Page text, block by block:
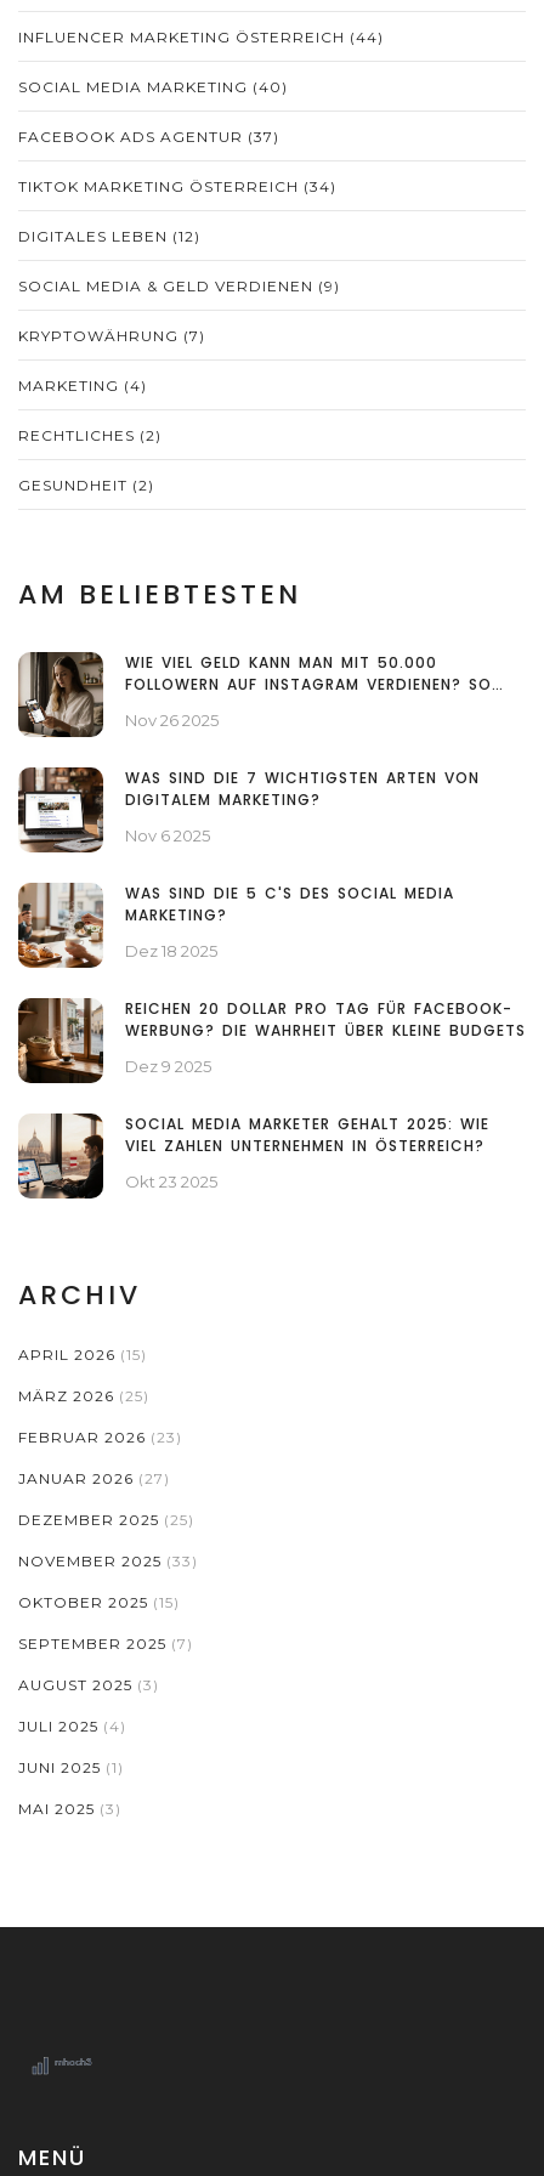
INFLUENCER MARKETING ÖSTERREICH (44)
SOCIAL MEDIA MARKETING (40)
FACEBOOK ADS AGENTUR (37)
TIKTOK MARKETING ÖSTERREICH (34)
DIGITALES LEBEN (12)
SOCIAL MEDIA & GELD VERDIENEN (9)
KRYPTOWÄHRUNG (7)
MARKETING (4)
RECHTLICHES (2)
GESUNDHEIT (2)
AM BELIEBTESTEN
WIE VIEL GELD KANN MAN MIT 50.000
FOLLOWERN AUF INSTAGRAM VERDIENEN? SO
Nov 26 2025
WAS SIND DIE 7 WICHTIGSTEN ARTEN VON
DIGITALEM MARKETING?
Nov 6 2025
WAS SIND DIE 5 C'S DES SOCIAL MEDIA
MARKETING?
Dez 18 2025
REICHEN 20 DOLLAR PRO TAG FÜR FACEBOOK-
WERBUNG? DIE WAHRHEIT ÜBER KLEINE BUDGETS
Dez 9 2025
SOCIAL MEDIA MARKETER GEHALT 2025: WIE
VIEL ZAHLEN UNTERNEHMEN IN ÖSTERREICH?
Okt 23 2025
ARCHIV
APRIL 2026 (15)
MÄRZ 2026 (25)
FEBRUAR 2026 (23)
JANUAR 2026 (27)
DEZEMBER 2025 (25)
NOVEMBER 2025 (33)
OKTOBER 2025 (15)
SEPTEMBER 2025 (7)
AUGUST 2025 (3)
JULI 2025 (4)
JUNI 2025 (1)
MAI 2025 (3)
MENÜ